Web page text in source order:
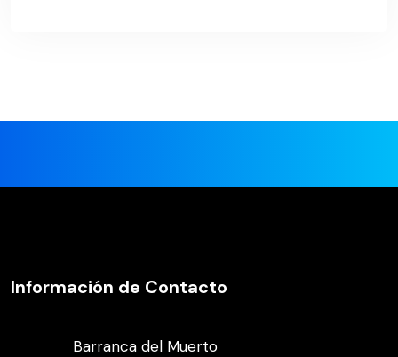
Información de Contacto
Barranca del Muerto